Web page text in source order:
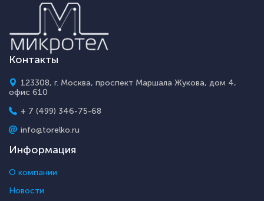
Контакты
123308, г. Москва, проспект Маршала Жукова, дом 4,
офис 610
+ 7 (499) 346-75-68
info@torelko.ru
Информация
О компании
Новости